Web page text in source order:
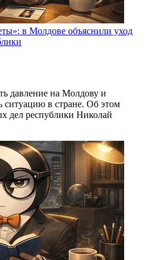
в Молдове объяснили уход
давление на Молдову и
ситуацию в стране. Об этом
дел республики Николай